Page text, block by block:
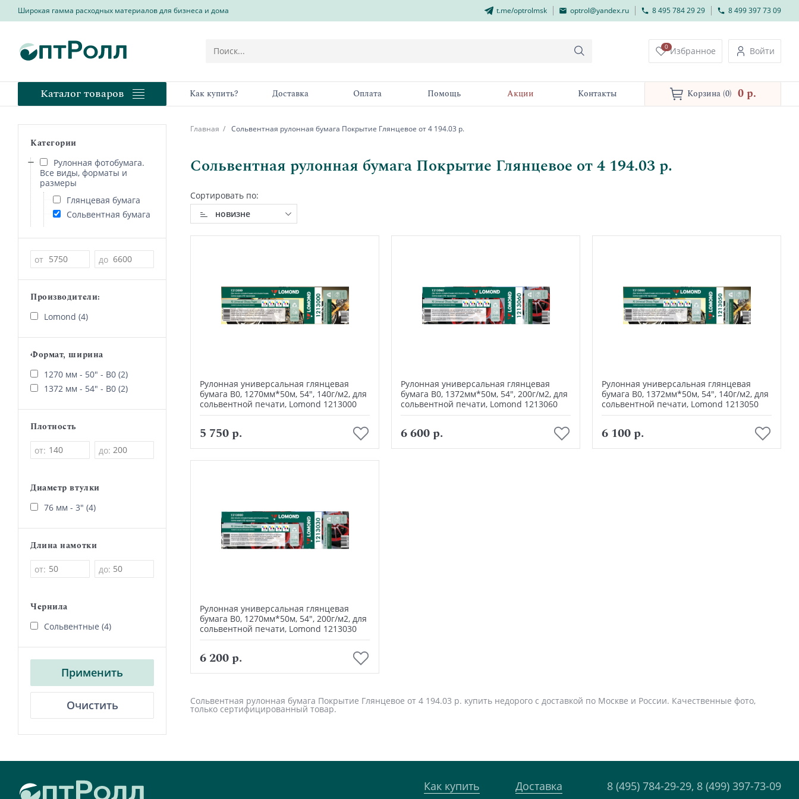
Широкая гамма расходных материалов для бизнеса и дома t.me/optrolmsk optrol@yandex.ru 8 495 784 29 29 8 499 397 73 09
0 Избранное Войти
Каталог товаров Как купить? Доставка Оплата Помощь Акции Контакты Корзина (0) 0 p.
Категории
Рулонная фотобумага.
Все виды, форматы и
размеры
Глянцевая бумага
Сольвентная бумага
Цена
от до
Производители:
Lomond (4)
Формат, ширина
1270 мм - 50" - В0 (2)
1372 мм - 54" - В0 (2)
Плотность
от: до:
Диаметр втулки
76 мм - 3" (4)
Длина намотки
от: до:
Чернила
Сольвентные (4)
Применить
Очистить
Главная Сольвентная рулонная бумага Покрытие Глянцевое от 4 194.03 р.
Сольвентная рулонная бумага Покрытие Глянцевое от 4 194.03 р.
Сортировать по:
новизне
Рулонная универсальная глянцевая
бумага В0, 1270мм*50м, 54", 140г/м2, для
сольвентной печати, Lomond 1213000
5 750 р.
Рулонная универсальная глянцевая
бумага В0, 1372мм*50м, 54", 200г/м2, для
сольвентной печати, Lomond 1213060
6 600 р.
Рулонная универсальная глянцевая
бумага В0, 1372мм*50м, 54", 140г/м2, для
сольвентной печати, Lomond 1213050
6 100 р.
Рулонная универсальная глянцевая
бумага В0, 1270мм*50м, 54", 200г/м2, для
сольвентной печати, Lomond 1213030
6 200 р.
Сольвентная рулонная бумага Покрытие Глянцевое от 4 194.03 р. купить недорого с доставкой по Москве и России. Качественные фото,
только сертифицированный товар.
Как купить Доставка 8 (495) 784-29-29, 8 (499) 397-73-09